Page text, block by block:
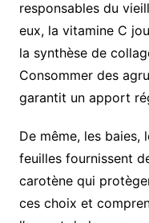
responsables du
eux, la vitamine C
la synthèse de
Consommer des
garantit un apport
De même, les baies,
feuilles fournissent
carotène qui
ces choix et